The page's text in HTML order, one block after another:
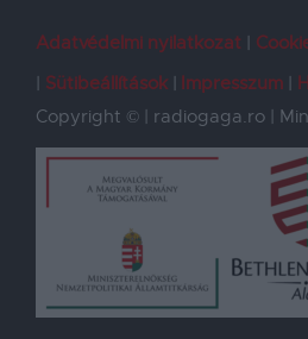
Adatvédelmi nyilatkozat
Sütibeállítások
Impresszum
Copyright © | radiogaga.ro |